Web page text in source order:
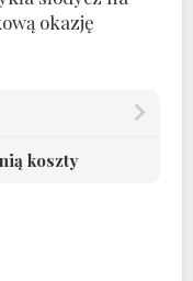
okazję
koszty